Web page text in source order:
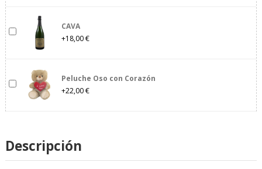
CAVA
+18,00 €
Peluche Oso con Corazón
+22,00 €
Descripción